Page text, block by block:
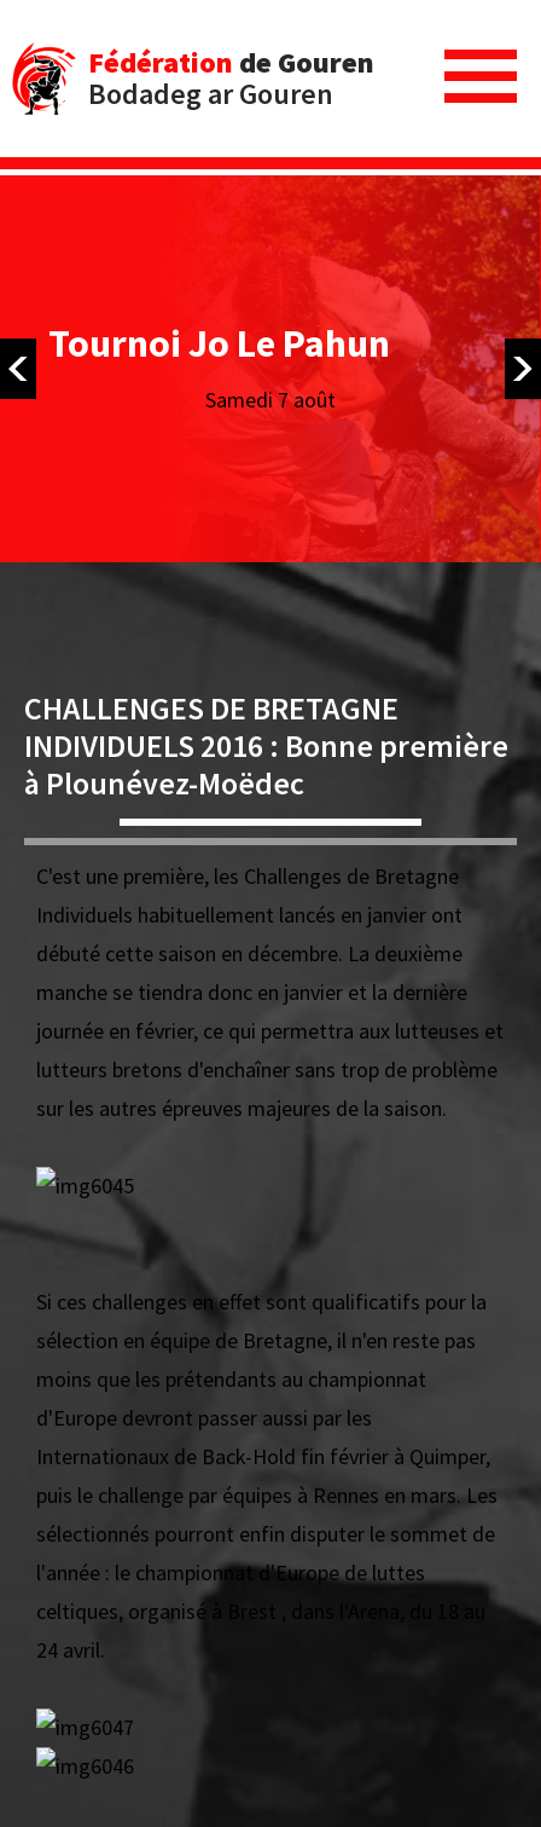
Fédération de Gouren
Bodadeg ar Gouren
Tournoi Jo Le Pahun
Samedi 7 août
CHALLENGES DE BRETAGNE
INDIVIDUELS 2016 : Bonne première
à Plounévez-Moëdec
C'est une première, les Challenges de Bretagne
Individuels habituellement lancés en janvier ont
débuté cette saison en décembre. La deuxième
manche se tiendra donc en janvier et la dernière
journée en février, ce qui permettra aux lutteuses et
lutteurs bretons d'enchaîner sans trop de problème
sur les autres épreuves majeures de la saison.
Si ces challenges en effet sont qualificatifs pour la
sélection en équipe de Bretagne, il n'en reste pas
moins que les prétendants au championnat
d'Europe devront passer aussi par les
Internationaux de Back-Hold fin février à Quimper,
puis le challenge par équipes à Rennes en mars. Les
sélectionnés pourront enfin disputer le sommet de
l'année : le championnat d'Europe de luttes
celtiques, organisé à Brest , dans l'Arena, du 18 au
24 avril.